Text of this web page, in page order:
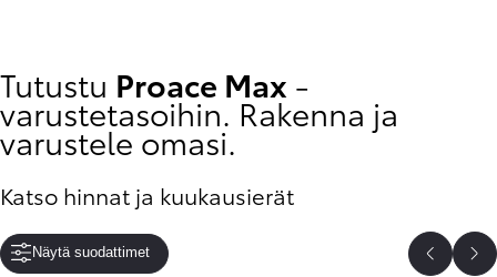
Tutustu Proace Max -
varustetasoihin. Rakenna ja
varustele omasi.
Katso hinnat ja kuukausierät
Näytä suodattimet